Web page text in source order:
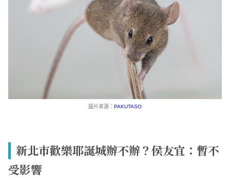
圖片來源： PAKUTASO
新北市歡樂耶誕城辦不辦？侯友宜：暫不
受影響